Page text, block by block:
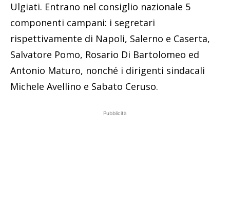
Ulgiati. Entrano nel consiglio nazionale 5
componenti campani: i segretari
rispettivamente di Napoli, Salerno e Caserta,
Salvatore Pomo, Rosario Di Bartolomeo ed
Antonio Maturo, nonché i dirigenti sindacali
Michele Avellino e Sabato Ceruso.
Pubblicità